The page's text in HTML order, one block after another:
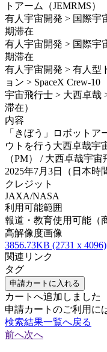
トアーム（JEMRMS）
有人宇宙開発 > 国際宇
期滞在
有人宇宙開発 > 国際宇
期滞在
有人宇宙開発 > 有人型
ョン > SpaceX Crew-10
宇宙飛行士 > 大西卓哉
滞在）
内容
「きぼう」ロボットア
ウトを行う大西卓哉宇
（PM） / 大西卓哉宇
2025年7月3日（日本時
クレジット
JAXA/NASA
利用可能範囲
報道・教育使用可能（
高解像度画像
3856.73KB (2731 x 4096)
関連リンク
タグ
申請カートに入れる
カートへ追加しました
申請カートのご利用に
検索結果一覧へ戻る
前へ次へ